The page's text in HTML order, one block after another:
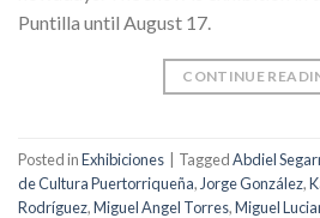
Puntilla until August 17.
CONTINUE
Posted inExhibiciones TaggedAbdiel
de Cultura Puertorriqueña, Jorge González,
Rodríguez,Miguel Angel Torres,Miguel